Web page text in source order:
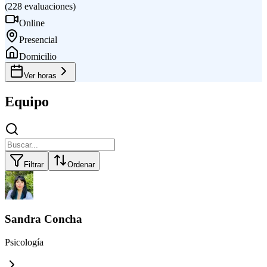
(228 evaluaciones)
Online
Presencial
Domicilio
Ver horas
Equipo
Filtrar Ordenar
Sandra Concha
Psicología